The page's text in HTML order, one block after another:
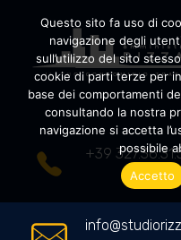
Amministrazioni Rizzardo
+39
Questo sito fa uso di
navigazione degli
sull’utilizzo del sito
cookie di parti terze per
base dei comportamenti
consultando la nostra
navigazione si accetta
possibile
Accetto